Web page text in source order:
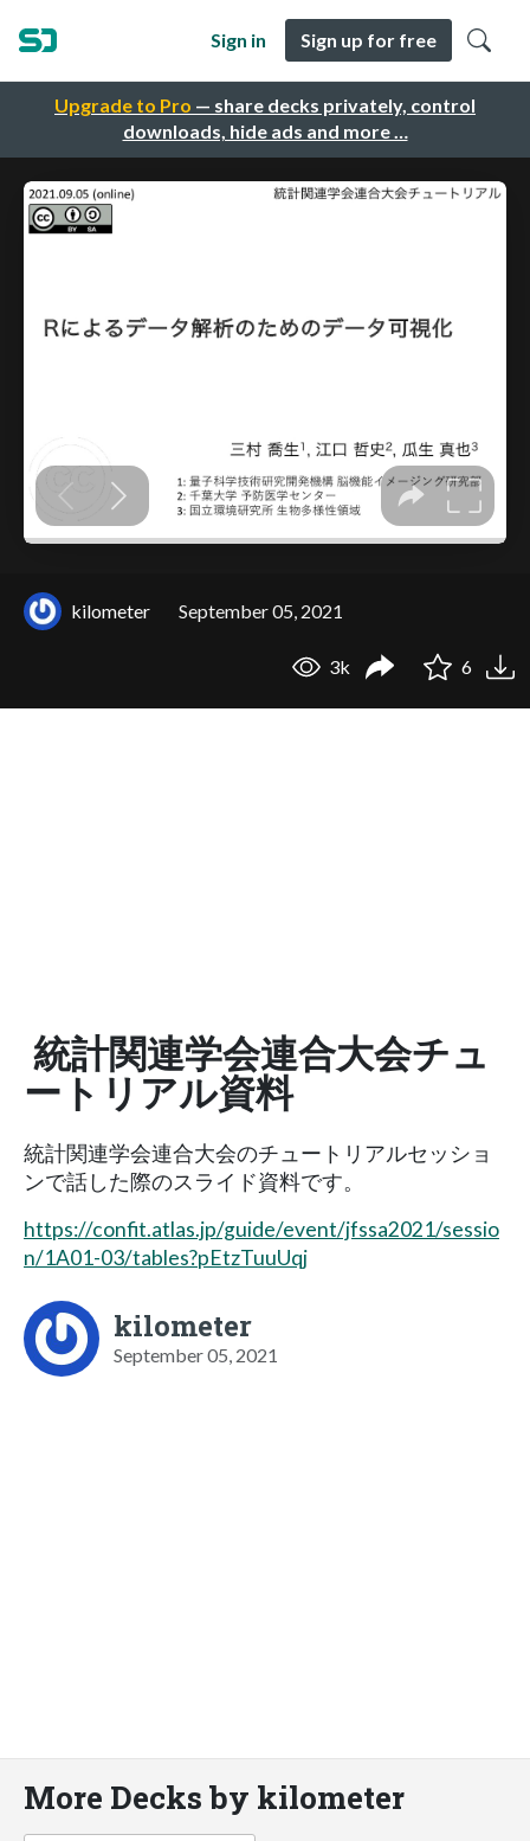
Upgrade to Pro — share decks privately, control
downloads, hide ads and more …
Sign in Sign up for free
kilometer September 05, 2021
3k 6
統計関連学会連合大会チュ
ートリアル資料
統計関連学会連合大会のチュートリアルセッショ
ンで話した際のスライド資料です。
https://confit.atlas.jp/guide/event/jfssa2021/sessio
n/1A01-03/tables?pEtzTuuUqj
kilometer
September 05, 2021
More Decks by kilometer